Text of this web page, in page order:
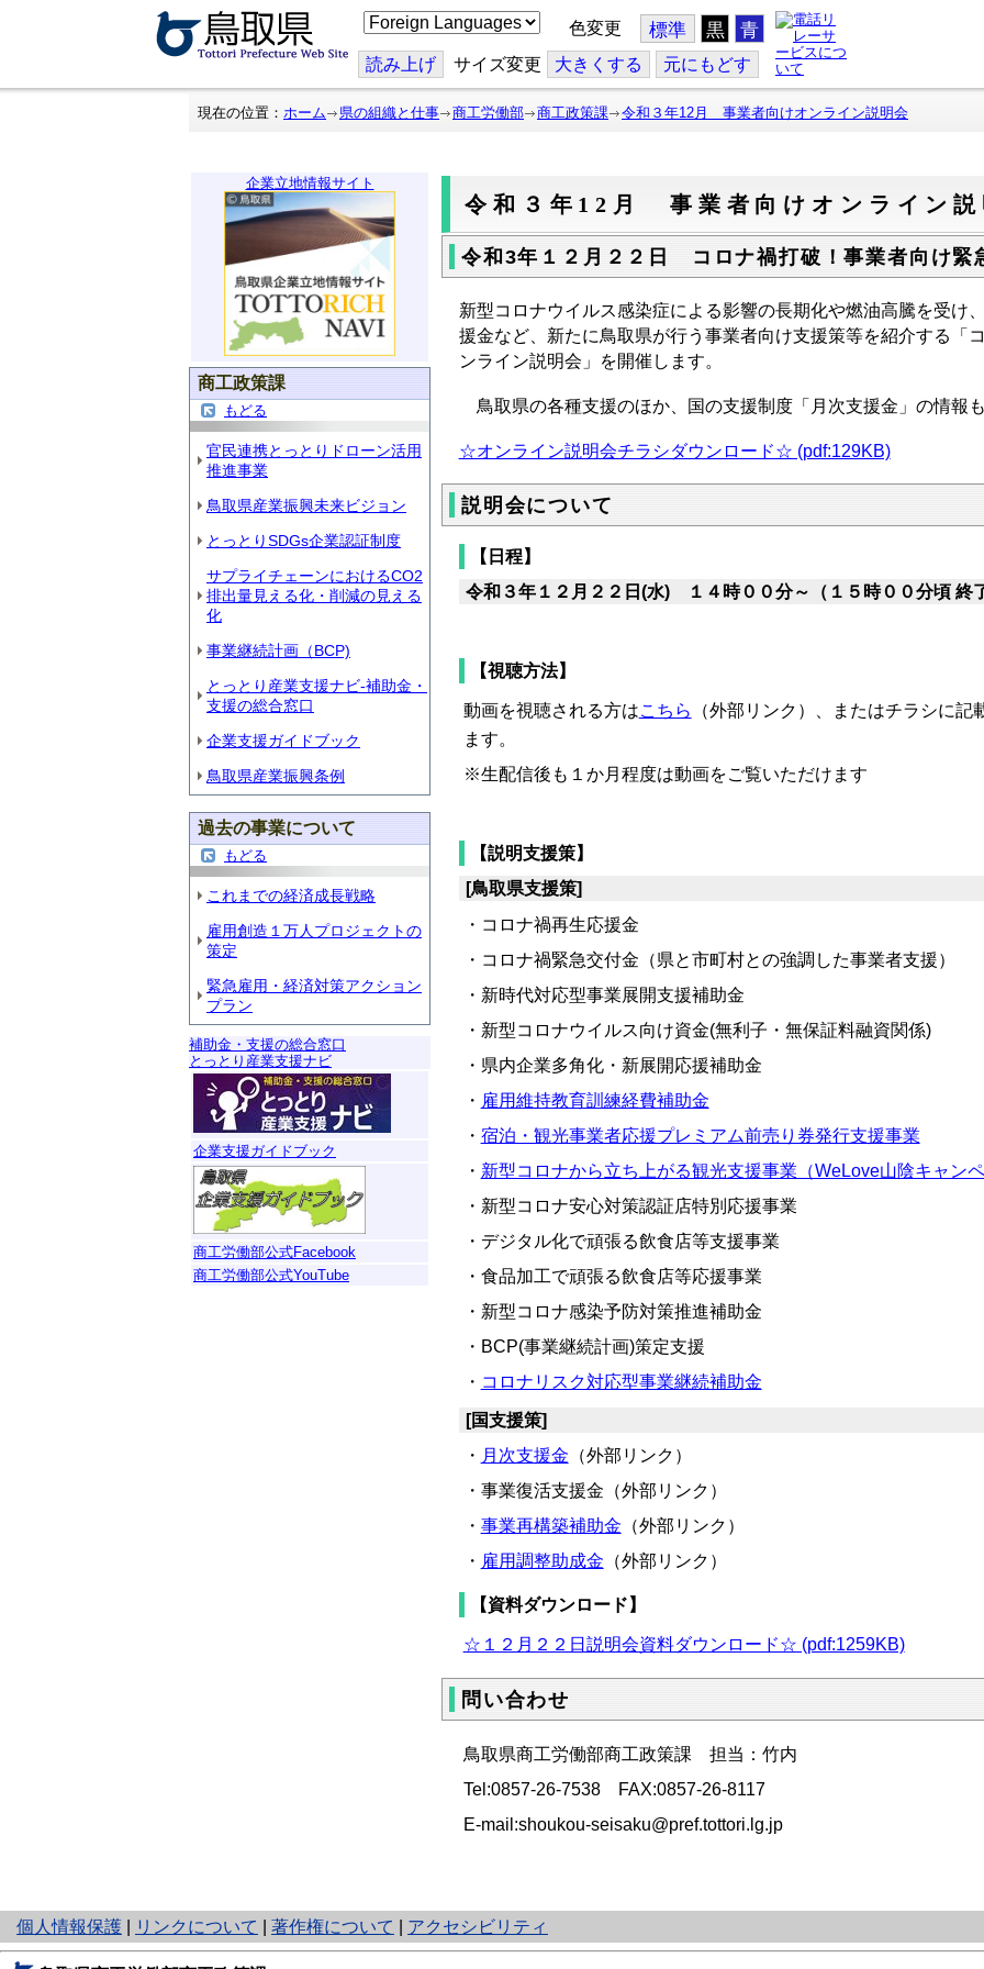
こ
の
ジ
を
翻
色変更 標準 黒 青
読み上げ サイズ変更 大きくする 元にもどす
現在の位置： ホーム 県の組織と仕事 商工労働部 商工政策課 令和３年12月 事業者向けオンライン説明会
企業立地情報サイト
商工政策課
もどる
官民連携とっとりドローン活用
推進事業
鳥取県産業振興未来ビジョン
とっとりSDGs企業認証制度
サプライチェーンにおけるCO2
排出量見える化・削減の見える
化
事業継続計画（BCP)
とっとり産業支援ナビ-補助金・
支援の総合窓口
企業支援ガイドブック
鳥取県産業振興条例
過去の事業について
もどる
これまでの経済成長戦略
雇用創造１万人プロジェクトの
策定
緊急雇用・経済対策アクション
プラン
補助金・支援の総合窓口
とっとり産業支援ナビ
企業支援ガイドブック
商工労働部公式Facebook
商工労働部公式YouTube
令和３年12月 事業者向けオンライン
令和3年１２月２２日 コロナ禍打破！事業者向け緊
新型コロナウイルス感染症による影響の長期化や燃油高騰を受け
援金など、新たに鳥取県が行う事業者向け支援策等を紹介する「
ンライン説明会」を開催します。
鳥取県の各種支援のほか、国の支援制度「月次支援金」の情報
☆オンライン説明会チラシダウンロード☆ (pdf:129KB)
説明会について
【日程】
令和３年１２月２２日(水) １４時００分～（１５時００分頃 終
【視聴方法】
動画を視聴される方はこちら （外部リンク）、またはチラシに
ます。
※生配信後も１か月程度は動画をご覧いただけます
【説明支援策】
[鳥取県支援策]
・コロナ禍再生応援金
・コロナ禍緊急交付金（県と市町村との強調した事業者支援）
・新時代対応型事業展開支援補助金
・新型コロナウイルス向け資金(無利子・無保証料融資関係)
・県内企業多角化・新展開応援補助金
・ 雇用維持教育訓練経費補助金
・ 宿泊・観光事業者応援プレミアム前売り券発行支援事業
・ 新型コロナから立ち上がる観光支援事業（WeLove山陰キャン
・新型コロナ安心対策認証店特別応援事業
・デジタル化で頑張る飲食店等支援事業
・食品加工で頑張る飲食店等応援事業
・新型コロナ感染予防対策推進補助金
・BCP(事業継続計画)策定支援
・ コロナリスク対応型事業継続補助金
[国支援策]
・ 月次支援金 （外部リンク）
・事業復活支援金（外部リンク）
・ 事業再構築補助金 （外部リンク）
・ 雇用調整助成金 （外部リンク）
【資料ダウンロード】
☆１２月２２日説明会資料ダウンロード☆ (pdf:1259KB)
問い合わせ
鳥取県商工労働部商工政策課 担当：竹内
Tel:0857-26-7538 FAX:0857-26-8117
E-mail:shoukou-seisaku@pref.tottori.lg.jp
個人情報保護
と
り
リンクについて 著作権について アクセシビリティ